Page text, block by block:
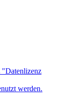
"Datenlizenz
werden.